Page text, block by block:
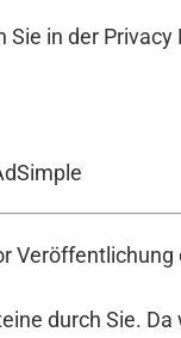
in der Privacy
durch Sie. Da